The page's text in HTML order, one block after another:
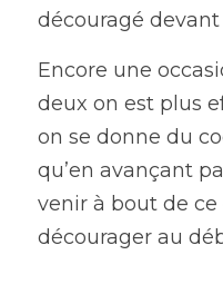
découragé
Encore une
deux on est plus
on se donne du
qu’en avançant
venir à bout de
décourager au